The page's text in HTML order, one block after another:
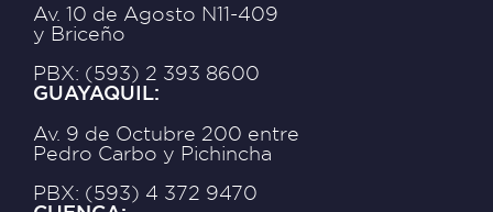
Av. 10 de Agosto N11-409
y Briceño
PBX: (593) 2 393 8600
GUAYAQUIL:
Av. 9 de Octubre 200 entre
Pedro Carbo y Pichincha
PBX: (593) 4 372 9470